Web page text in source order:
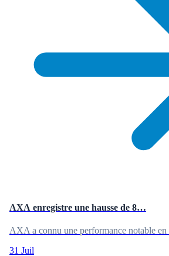
AXA enregistre une hausse de 8…
AXA a connu une performance notable
31 Juil